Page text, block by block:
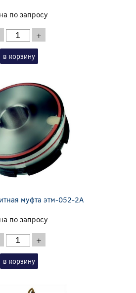
по запросу
+
в корзину
муфта этм-052-2А
по запросу
+
в корзину